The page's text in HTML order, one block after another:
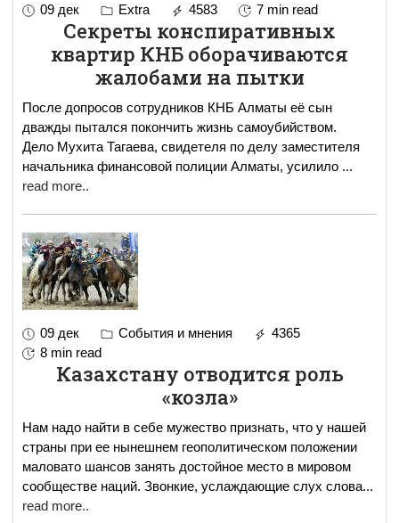
09 дек Extra 4583 7 min read
Секреты конспиративных
квартир КНБ оборачиваются
жалобами на пытки
После допросов сотрудников КНБ Алматы её сын
дважды пытался покончить жизнь самоубийством.
Дело Мухита Тагаева, свидетеля по делу заместителя
начальника финансовой полиции Алматы, усилило ...
read more..
09 дек События и мнения
4365
8 min read
Казахстану отводится роль
«козла»
Нам надо найти в себе мужество признать, что у нашей
страны при ее нынешнем геополитическом положении
маловато шансов занять достойное место в мировом
сообществе наций. Звонкие, услаждающие слух слова...
read more..